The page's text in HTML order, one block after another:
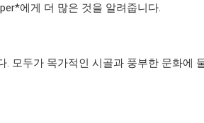
에게 더 많은 것을 알려줍니다.
모두가 목가적인 시골과 풍부한 문화에